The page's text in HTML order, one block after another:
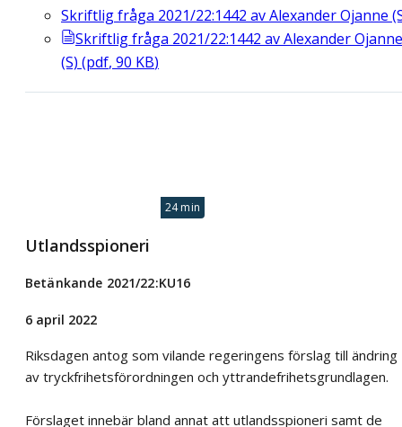
Skriftlig fråga 2021/22:1442 av Alexander Ojanne
Skriftlig fråga 2021/22:1442 av Alexander Ojanne
(S) (pdf, 90 KB)
24 min
Utlandsspioneri
Betänkande 2021/22:KU16
6 april 2022
Riksdagen antog som vilande regeringens förslag till ändring
av tryckfrihetsförordningen och yttrandefrihetsgrundlagen.
Förslaget innebär bland annat att utlandsspioneri samt de